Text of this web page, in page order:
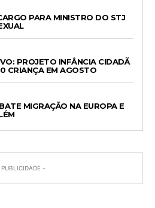
PARA MINISTRO DO STJ
PROJETO INFÂNCIA CIDADÃ
CRIANÇA EM AGOSTO
MIGRAÇÃO NA EUROPA E
-